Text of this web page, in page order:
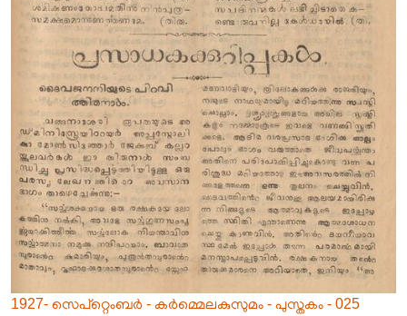
1927- സെപ്റ്റെംബർ - കർമ്മെലകുസുമം - പുസ്തകം - 025